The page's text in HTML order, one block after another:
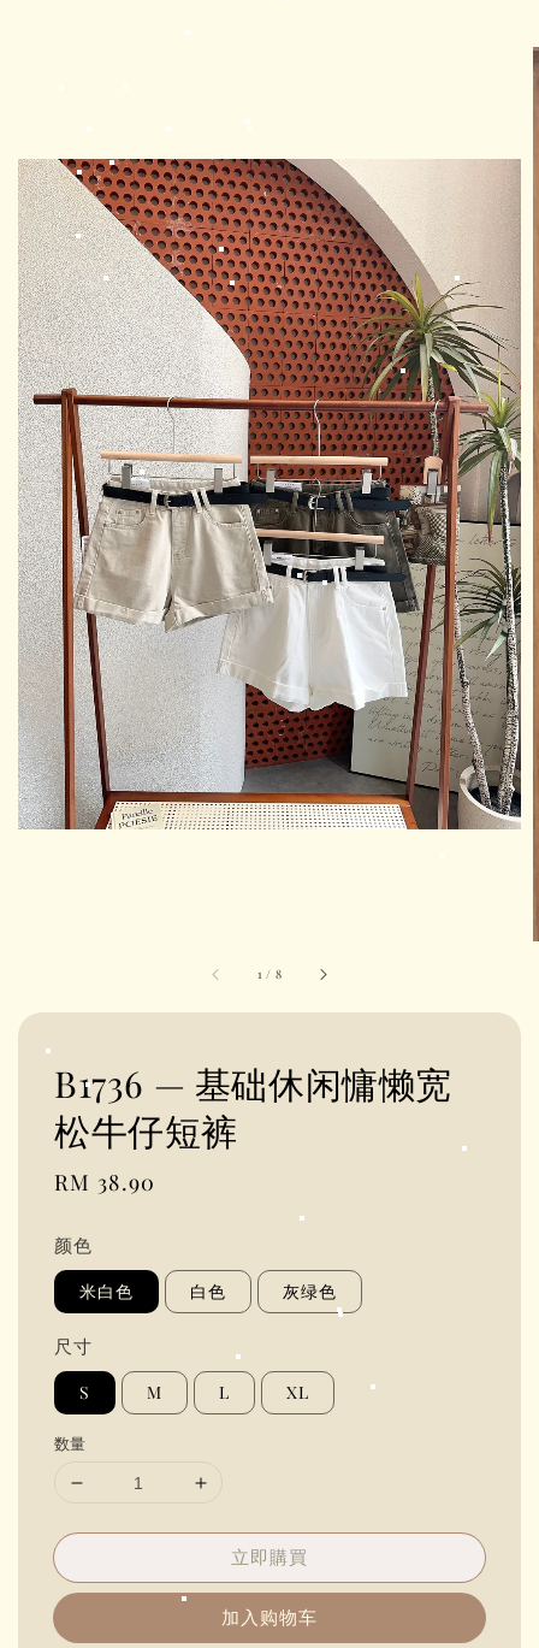
1 / 8
B1736 — 基础休闲慵懒宽
松牛仔短裤
Regular
RM 38.90
颜色
米白色 白色 灰绿色
尺寸
S M L XL
数量
立即購買
加入购物车